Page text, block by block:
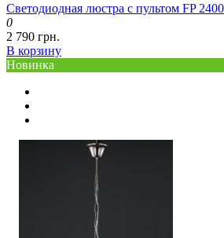
Светодиодная люстра с пультом FP
0
2 790 грн.
В корзину
Новинка